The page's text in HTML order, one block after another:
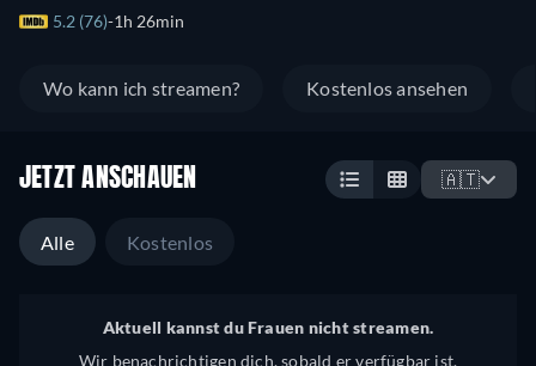
5.2 (76) 1h 26min
Wo kann ich streamen? Kostenlos ansehen
JETZT ANSCHAUEN 🇦🇹
Alle Kostenlos
Aktuell kannst du Frauen nicht streamen.
Wir benachrichtigen dich, sobald er verfügbar ist.